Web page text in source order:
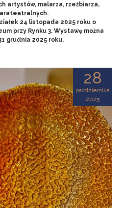
artystów, malarza, rzeźbiarza,
24 listopada 2025 roku o
przy Rynku 3. Wystawę można
grudnia 2025 roku.
28
października
2025